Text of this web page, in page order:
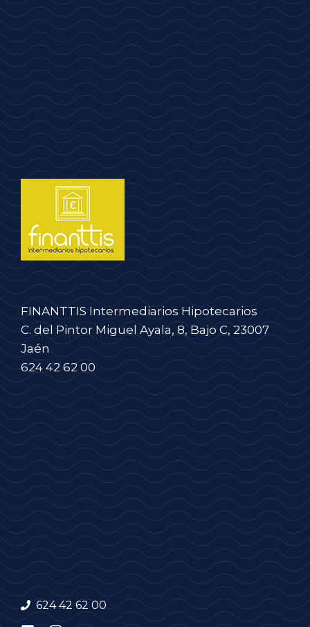
FINANTTIS Intermediarios Hipotecarios
C. del Pintor Miguel Ayala, 8, Bajo C, 23007
Jaén
624 42 62 00
624 42 62 00